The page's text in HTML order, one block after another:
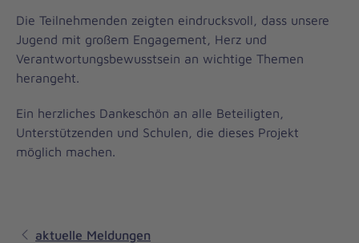
Die Teilnehmenden zeigten eindrucksvoll, dass unsere
Jugend mit großem Engagement, Herz und
Verantwortungsbewusstsein an wichtige Themen
herangeht.
Ein herzliches Dankeschön an alle Beteiligten,
Unterstützenden und Schulen, die dieses Projekt
möglich machen.
aktuelle Meldungen